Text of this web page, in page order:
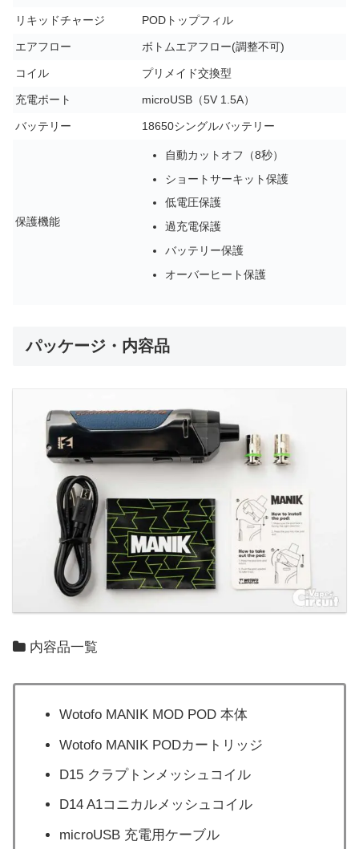
リキッドチャージ PODトップフィル
エアフロー ボトムエアフロー(調整不可)
コイル プリメイド交換型
充電ポート microUSB（5V 1.5A）
バッテリー 18650シングルバッテリー
保護機能
自動カットオフ（8秒）
ショートサーキット保護
低電圧保護
過充電保護
バッテリー保護
オーバーヒート保護
パッケージ・内容品
内容品一覧
Wotofo MANIK MOD POD 本体
Wotofo MANIK PODカートリッジ
D15 クラプトンメッシュコイル
D14 A1コニカルメッシュコイル
microUSB 充電用ケーブル